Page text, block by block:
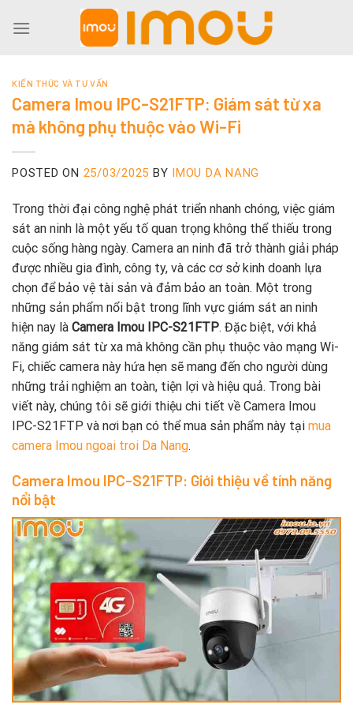
KIẾN THỨC VÀ TƯ VẤN
Camera Imou IPC-S21FTP: Giám sát từ xa
mà không phụ thuộc vào Wi-Fi
POSTED ON 25/03/2025 BY IMOU DA NANG
Trong thời đại công nghệ phát triển nhanh chóng, việc giám
sát an ninh là một yếu tố quan trọng không thể thiếu trong
cuộc sống hàng ngày. Camera an ninh đã trở thành giải pháp
được nhiều gia đình, công ty, và các cơ sở kinh doanh lựa
chọn để bảo vệ tài sản và đảm bảo an toàn. Một trong
những sản phẩm nổi bật trong lĩnh vực giám sát an ninh
hiện nay là Camera Imou IPC-S21FTP. Đặc biệt, với khả
năng giám sát từ xa mà không cần phụ thuộc vào mạng Wi-
Fi, chiếc camera này hứa hẹn sẽ mang đến cho người dùng
những trải nghiệm an toàn, tiện lợi và hiệu quả. Trong bài
viết này, chúng tôi sẽ giới thiệu chi tiết về Camera Imou
IPC-S21FTP và nơi bạn có thể mua sản phẩm này tại mua
camera Imou ngoai troi Da Nang.
Camera Imou IPC-S21FTP: Giới thiệu về tính năng
nổi bật